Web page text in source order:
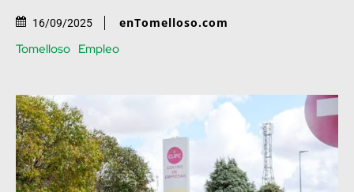
16/09/2025 enTomelloso.com
Tomelloso Empleo